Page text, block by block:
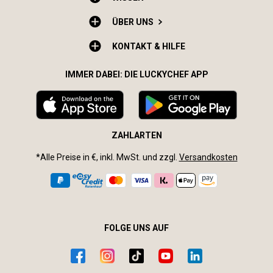
ÜBER UNS
KONTAKT & HILFE
IMMER DABEI: DIE LUCKYCHEF APP
ZAHLARTEN
*Alle Preise in €, inkl. MwSt. und zzgl. Versandkosten
FOLGE UNS AUF